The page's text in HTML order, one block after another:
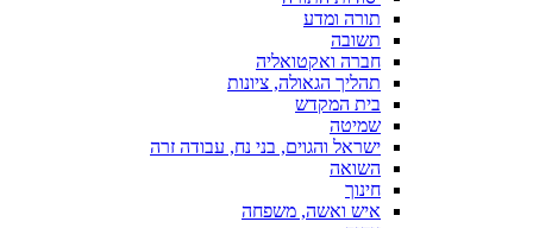
תורה ומדע
תשובה
חברה ואקטואליה
תהליך הגאולה, ציונות
בית המקדש
שמיטה
ישראל והגוים, בני נח, עבודה זרה
השואה
חינוך
איש ואשה, משפחה